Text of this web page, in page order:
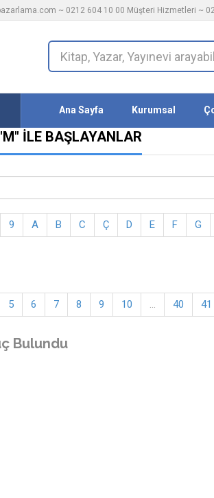
~ 0212 604 10 00 Müşteri Hizmetleri ~
Ana Sayfa Kurumsal
ILE BAŞLAYANLAR
9 A B C Ç D E F G
5 6 7 8 9 10 ... 40 41
Bulundu